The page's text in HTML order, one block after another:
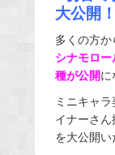
大公開！
多くの方か
シナモロ
種が公開に
ミニキャ
イナーさ
を大公開い